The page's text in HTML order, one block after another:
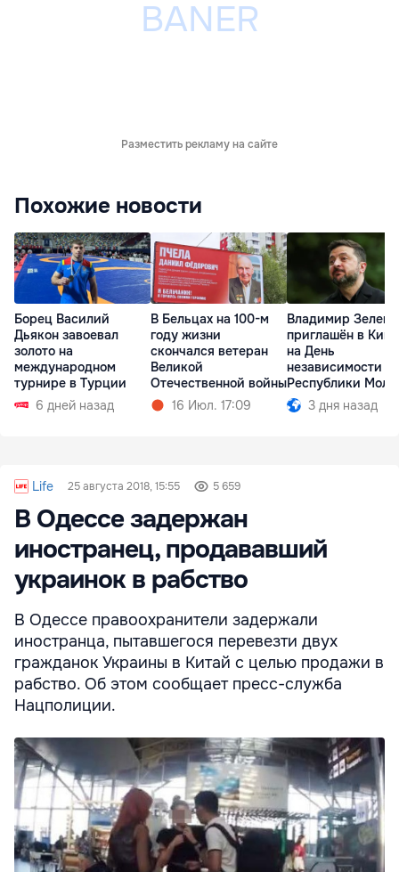
Разместить рекламу на сайте
Похожие новости
Борец Василий
Дьякон завоевал
золото на
международном
турнире в Турции
6 дней назад
В Бельцах на 100-м
году жизни
скончался ветеран
Великой
Отечественной войны
16 Июл. 17:09
Владимир
приглашён в
на День
независимости
Республики
3 дня назад
Life 25 августа 2018, 15:55 5 659
В Одессе задержан
иностранец, продававший
украинок в рабство
В Одессе правоохранители задержали
иностранца, пытавшегося перевезти двух
гражданок Украины в Китай с целью продажи в
рабство. Об этом сообщает пресс-служба
Нацполиции.